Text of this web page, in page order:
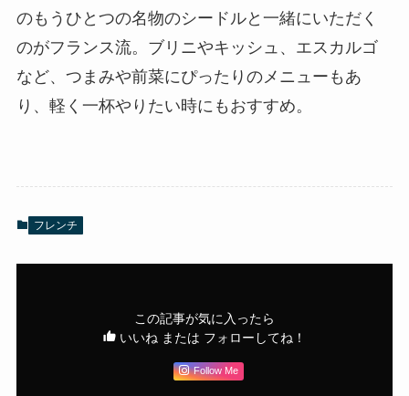
のもうひとつの名物のシードルと一緒にいただく
のがフランス流。ブリニやキッシュ、エスカルゴ
など、つまみや前菜にぴったりのメニューもあ
り、軽く一杯やりたい時にもおすすめ。
フレンチ
この記事が気に入ったら
いいね または フォローしてね！
Follow Me